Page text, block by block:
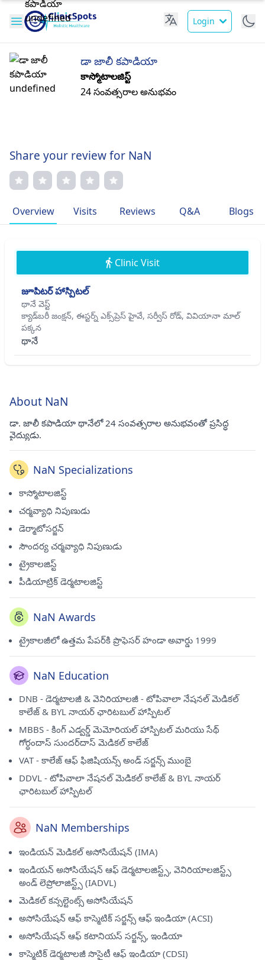
Login
డా జాలీ కపాడియా
కాస్మోటాలజిస్ట్
24 సంవత్సరాల అనుభవం
Share your review for NaN
Overview Visits Reviews Q&A Blogs
Clinic Visit
జూపిటర్ హాస్పిటల్
థానే వెస్ట్
క్యాడ్‌బరీ జంక్షన్, ఈస్టర్న్ ఎక్స్‌ప్రెస్ హైవే, సర్వీస్ రోడ్, వివియానా మాల్
పక్కన
థానే
About NaN
డా. జాలీ కపాడియా థానేలో 24 సంవత్సరాల అనుభవంతో ప్రసిద్ధ
వైద్యుడు.
NaN Specializations
కాస్మోటాలజిస్ట్
చర్మవ్యాధి నిపుణుడు
డెర్మాటోసర్జన్
సౌందర్య చర్మవ్యాధి నిపుణుడు
ట్రైకాలజిస్ట్
పీడియాట్రిక్ డెర్మటాలజిస్ట్
NaN Awards
ట్రైకాలజీలో ఉత్తమ పేపర్‌కి ప్రొఫెసర్ హండా అవార్డు 1999
NaN Education
DNB - డెర్మటాలజీ & వెనిరియాలజీ - టోపివాలా నేషనల్ మెడికల్
కాలేజ్ & BYL నాయర్ ఛారిటబుల్ హాస్పిటల్
MBBS - కింగ్ ఎడ్వర్డ్ మెమోరియల్ హాస్పిటల్ మరియు సేథ్
గోర్ధందాస్ సుందర్‌దాస్ మెడికల్ కాలేజ్
VAT - కాలేజ్ ఆఫ్ ఫిజిషియన్స్ అండ్ సర్జన్స్ ముంబై
DDVL - టోపివాలా నేషనల్ మెడికల్ కాలేజ్ & BYL నాయర్
ఛారిటబుల్ హాస్పిటల్
NaN Memberships
ఇండియన్ మెడికల్ అసోసియేషన్ (IMA)
ఇండియన్ అసోసియేషన్ ఆఫ్ డెర్మటాలజిస్ట్స్, వెనిరియాలజిస్ట్స్
అండ్ లెప్రోలాజిస్ట్స్ (IADVL)
మెడికల్ కన్సల్టెంట్స్ అసోసియేషన్
అసోసియేషన్ ఆఫ్ కాస్మెటిక్ సర్జన్స్ ఆఫ్ ఇండియా (ACSI)
అసోసియేషన్ ఆఫ్ కటానియస్ సర్జన్స్, ఇండియా
కాస్మెటిక్ డెర్మటాలజీ సొసైటీ ఆఫ్ ఇండియా (CDSI)